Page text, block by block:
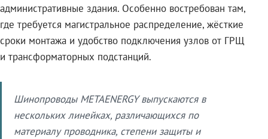
административные здания. Особенно востребован там,
где требуется магистральное распределение, жёсткие
сроки монтажа и удобство подключения узлов от ГРЩ
и трансформаторных подстанций.
Шинопроводы METAENERGY выпускаются в
нескольких линейках, различающихся по
материалу проводника, степени защиты и